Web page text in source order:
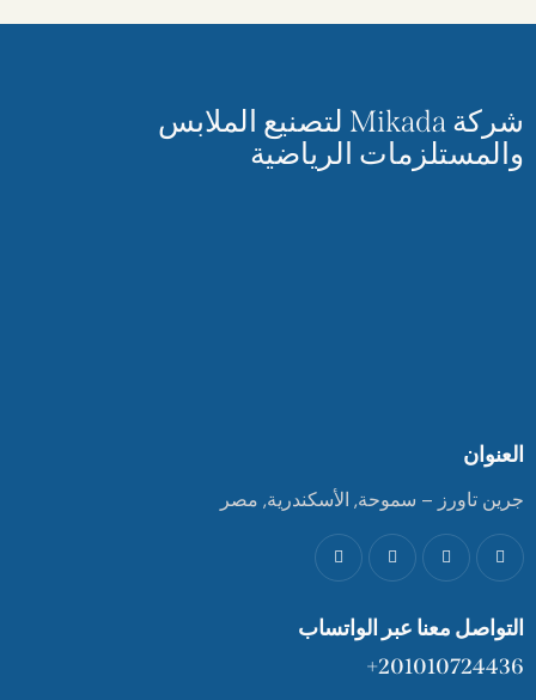
شركة Mikada لتصنيع الملابس
والمستلزمات الرياضية
العنوان
جرين تاورز – سموحة, الأسكندرية, مصر
التواصل معنا عبر الواتساب
201010724436+